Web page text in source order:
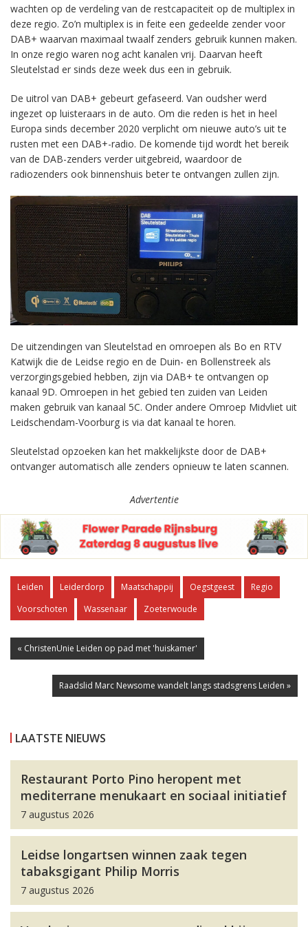
wachten op de verdeling van de restcapaciteit op de multiplex in
deze regio. Zo’n multiplex is in feite een gedeelde zender voor
DAB+ waarvan maximaal twaalf zenders gebruik kunnen maken.
In onze regio waren nog acht kanalen vrij. Daarvan heeft
Sleutelstad er sinds deze week dus een in gebruik.
De uitrol van DAB+ gebeurt gefaseerd. Van oudsher werd
ingezet op luisteraars in de auto. Om die reden is het in heel
Europa sinds december 2020 verplicht om nieuwe auto’s uit te
rusten met een DAB+-radio. De komende tijd wordt het bereik
van de DAB-zenders verder uitgebreid, waardoor de
radiozenders ook binnenshuis beter te ontvangen zullen zijn.
De uitzendingen van Sleutelstad en omroepen als Bo en RTV
Katwijk die de Leidse regio en de Duin- en Bollenstreek als
verzorgingsgebied hebben, zijn via DAB+ te ontvangen op
kanaal 9D. Omroepen in het gebied ten zuiden van Leiden
maken gebruik van kanaal 5C. Onder andere Omroep Midvliet uit
Leidschendam-Voorburg is via dat kanaal te horen.
Sleutelstad opzoeken kan het makkelijkste door de DAB+
ontvanger automatisch alle zenders opnieuw te laten scannen.
Advertentie
Leiden Leiderdorp Maatschappij Oegstgeest
Regio
Voorschoten
Wassenaar Zoeterwoude
« ChristenUnie Leiden op pad met 'huiskamer'
Raadslid Marc Newsome wandelt langs stadsgrens Leiden »
LAATSTE NIEUWS
Restaurant Porto Pino heropent met
mediterrane menukaart en sociaal initiatief
7 augustus 2026
Leidse longartsen winnen zaak tegen
tabaksgigant Philip Morris
7 augustus 2026